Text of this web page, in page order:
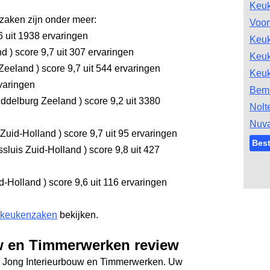
zijn onder meer:
uit 1938 ervaringen
) score 9,7 uit 307 ervaringen
) score 9,7 uit 544 ervaringen
Zeeland ) score 9,2 uit 3380
Holland ) score 9,7 uit 95 ervaringen
Zuid-Holland ) score 9,8 uit 427
Holland ) score 9,6 uit 116 ervaringen
bekijken.
Timmerwerken review
Interieurbouw en Timmerwerken. Uw